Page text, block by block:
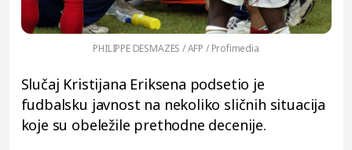
PHILIPPE DESMAZES / AFP / Profimedia
Slučaj Kristijana Eriksena podsetio je
fudbalsku javnost na nekoliko sličnih situacija
koje su obeležile prethodne decenije.